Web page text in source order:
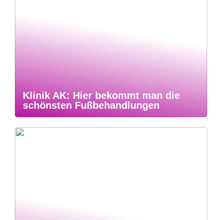
Klinik AK: Hier bekommt man die
schönsten Fußbehandlungen